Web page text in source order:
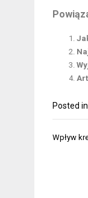
Posted in
Wpływ